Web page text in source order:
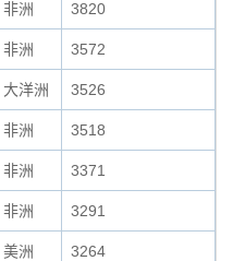
非洲 3820
非洲 3572
大洋洲 3526
非洲 3518
非洲 3371
非洲 3291
美洲 3264